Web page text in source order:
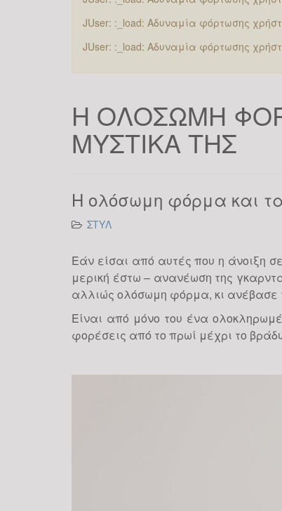
JUser: :_load: Αδυναμία φόρτωσης
JUser: :_load: Αδυναμία φόρτωσης
Η ΟΛΟΣΩΜΗ
ΜΥΣΤΙΚΑ ΤΗΣ
Η ολόσωμη φόρμα και
ΣΤΥΛ
Εάν είσαι από αυτές που η άνοιξη
μερική έστω – ανανέωση της
αλλιώς ολόσωμη φόρμα, κι ανέβασε
Είναι από μόνο του ένα
φορέσεις από το πρωί μέχρι το